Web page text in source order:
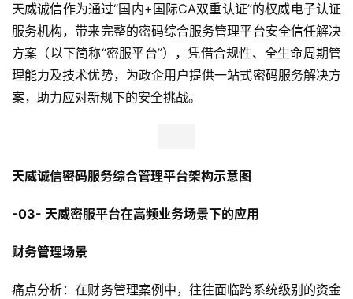
天威诚信作为通过“国内+国际CA双重认证”的权威电子认证
服务机构，带来完整的密码综合服务管理平台安全信任解决
方案（以下简称“密服平台”），凭借合规性、全生命周期管
理能力及技术优势，为政企用户提供一站式密码服务解决方
案，助力应对新规下的安全挑战。
天威诚信密码服务综合管理平台架构示意图
-03- 天威密服平台在高频业务场景下的应用
财务管理场景
痛点分析：在财务管理案例中，往往面临跨系统级别的资金